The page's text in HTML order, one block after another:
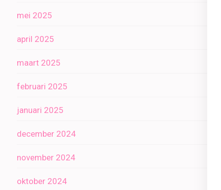
mei 2025
april 2025
maart 2025
februari 2025
januari 2025
december 2024
november 2024
oktober 2024